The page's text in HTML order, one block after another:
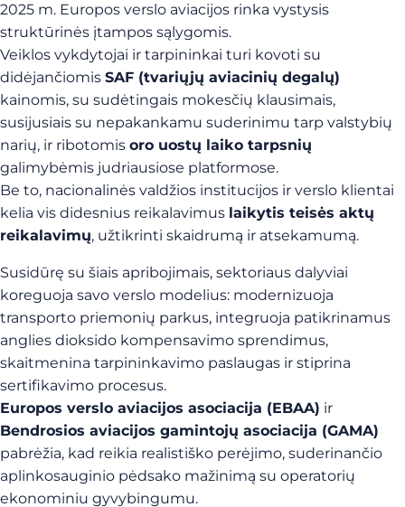
2025 m. Europos verslo aviacijos rinka vystysis
struktūrinės įtampos sąlygomis.
Veiklos vykdytojai ir tarpininkai turi kovoti su
didėjančiomis SAF (tvariųjų aviacinių degalų)
kainomis, su sudėtingais mokesčių klausimais,
susijusiais su nepakankamu suderinimu tarp valstybių
narių, ir ribotomis oro uostų laiko tarpsnių
galimybėmis judriausiose platformose.
Be to, nacionalinės valdžios institucijos ir verslo klientai
kelia vis didesnius reikalavimus laikytis teisės aktų
reikalavimų, užtikrinti skaidrumą ir atsekamumą.
Susidūrę su šiais apribojimais, sektoriaus dalyviai
koreguoja savo verslo modelius: modernizuoja
transporto priemonių parkus, integruoja patikrinamus
anglies dioksido kompensavimo sprendimus,
skaitmenina tarpininkavimo paslaugas ir stiprina
sertifikavimo procesus.
Europos verslo aviacijos asociacija (EBAA) ir
Bendrosios aviacijos gamintojų asociacija (GAMA)
pabrėžia, kad reikia realistiško perėjimo, suderinančio
aplinkosauginio pėdsako mažinimą su operatorių
ekonominiu gyvybingumu.